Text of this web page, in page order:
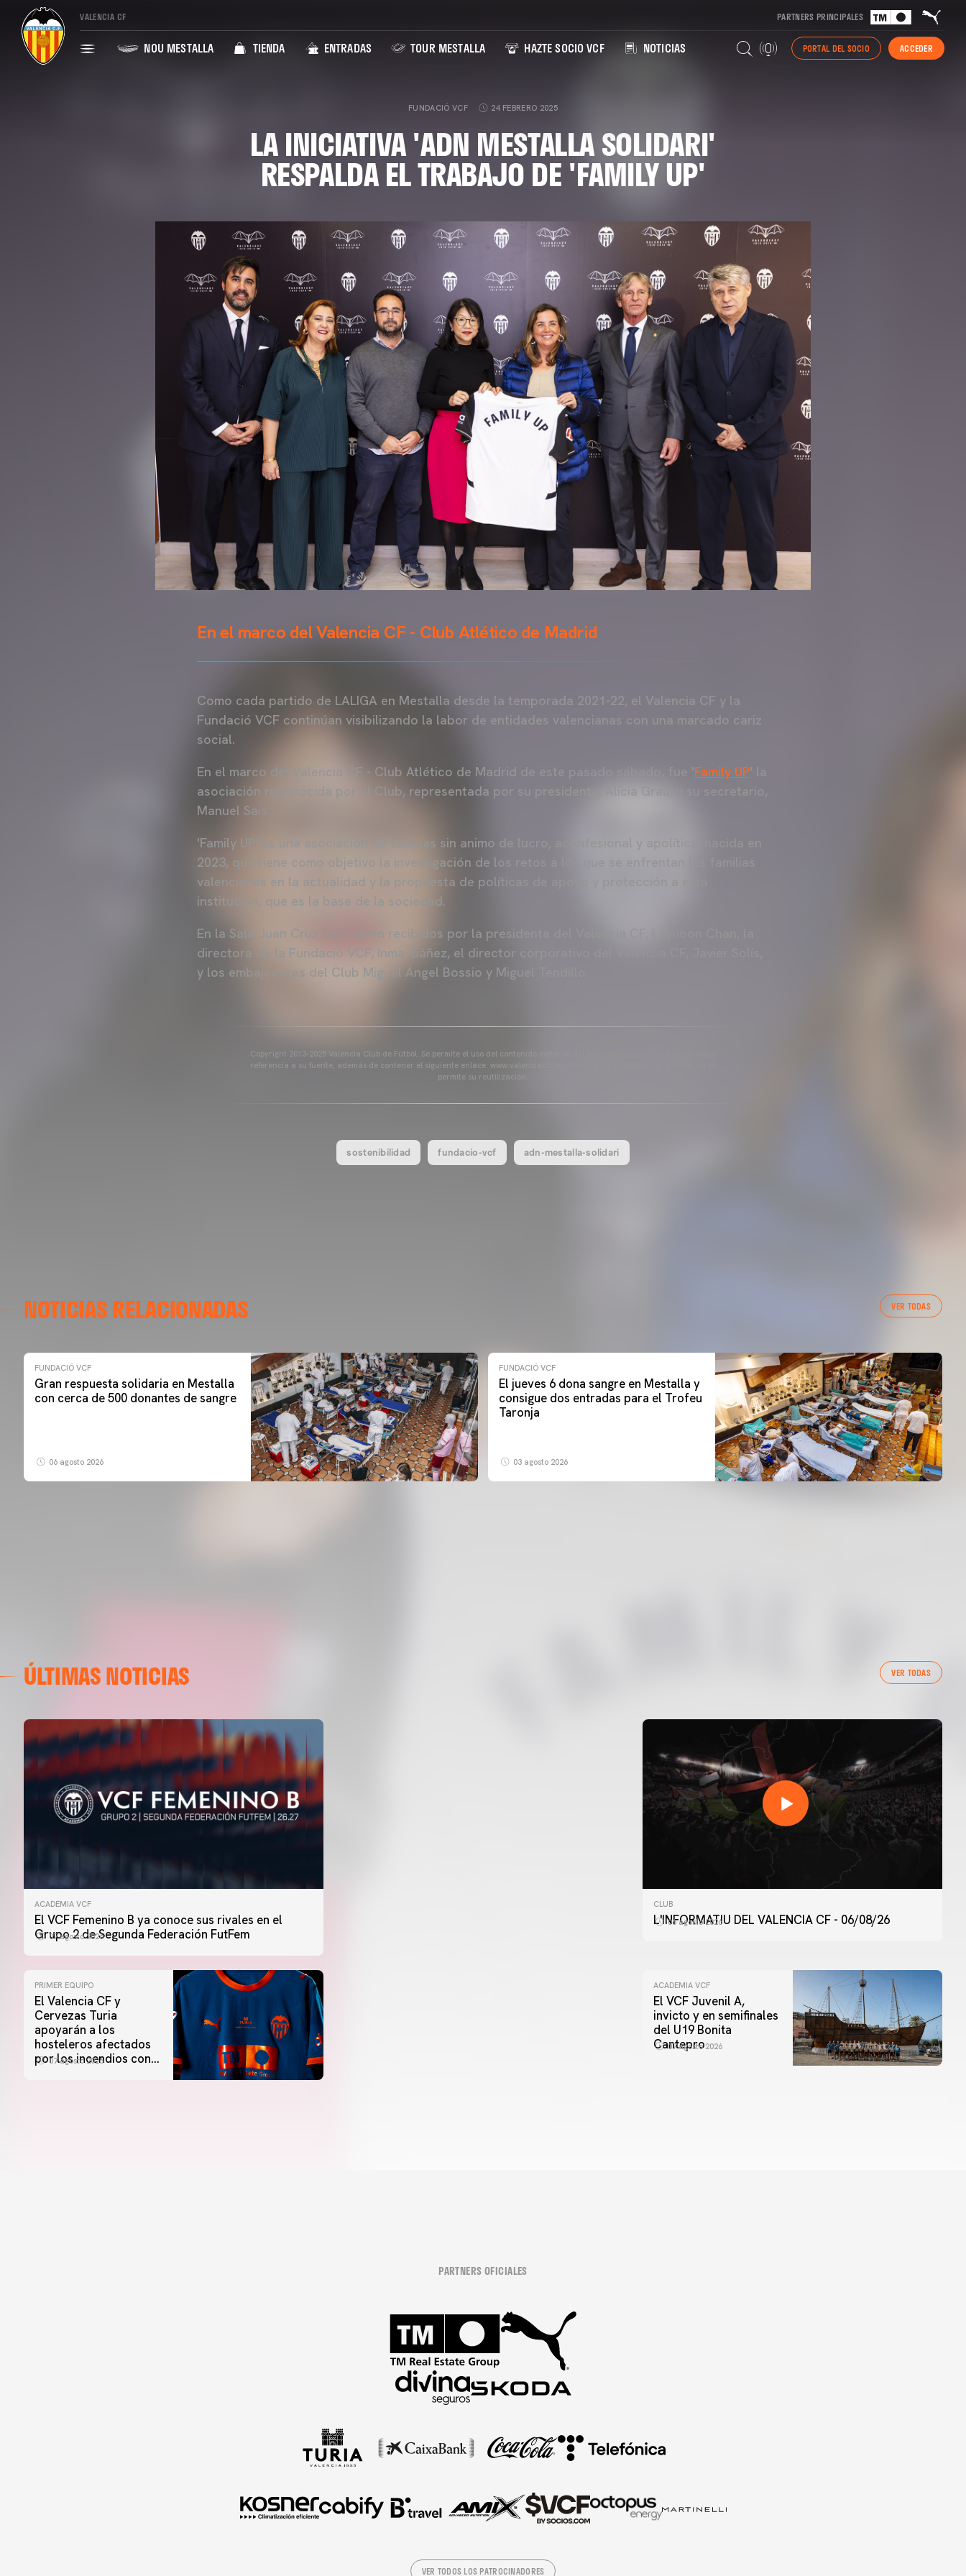
VALENCIA CF PARTNERS PRINCIPALES
NOU MESTALLA TIENDA ENTRADAS TOUR MESTALLA HAZTE SOCIO VCF NOTICIAS PORTAL DEL SOCIO ACCEDER
FUNDACIÓ VCF 24 FEBRERO 2025
LA INICIATIVA 'ADN MESTALLA SOLIDARI'
RESPALDA EL TRABAJO DE 'FAMILY UP'
En el marco del Valencia CF - Club Atlético de Madrid
Como cada partido de LALIGA en Mestalla desde la temporada 2021-22, el Valencia CF y la
Fundació VCF continúan visibilizando la labor de entidades valencianas con una marcado cariz
social.
En el marco del Valencia CF - Club Atlético de Madrid de este pasado sábado, fue ' Family UP
asociación reconocida por el Club, representada por su presidenta, Alicia Grau, y su secretario,
Manuel Sais.
'Family UP' es una asociación de familias sin animo de lucro, aconfesional y apolítica, nacida en
2023, que tiene como objetivo la investigación de los retos a los que se enfrentan las familias
valencianas en la actualidad y la propuesta de políticas de apoyo y protección a esta
institución, que es la base de la sociedad.
En la Sala Juan Cruz Sol fueron recibidos por la presidenta del Valencia CF, Layhoon Chan, la
directora de la Fundació VCF, Inma Ibáñez, el director corporativo del Valencia CF, Javier Solís,
y los embajadores del Club Miguel Ángel Bossio y Miguel Tendillo.
Copyright 2013-2025 Valencia Club de Fútbol. Se permite el uso del contenido editorial del artículo siempre y cuando se haga
referencia a su fuente, además de contener el siguiente enlace: www.valenciacf.com. Fotografías de Lázaro de la Peña, no se
permite su reutilización.
sostenibilidad fundacio-vcf adn-mestalla-solidari
NOTICIAS RELACIONADAS VER TODAS
FUNDACIÓ VCF
Gran respuesta solidaria en Mestalla
con cerca de 500 donantes de sangre
06 agosto 2026
FUNDACIÓ VCF
El jueves 6 dona sangre en Mestalla y
consigue dos entradas para el Trofeu
Taronja
03 agosto 2026
ÚLTIMAS NOTICIAS VER TODAS
ACADEMIA VCF
El VCF Femenino B ya conoce sus rivales en el
Grupo 2 de Segunda Federación FutFem
07 agosto 2026
CLUB
L'INFORMATIU DEL VALENCIA CF - 06/08/26
06 agosto 2026
PRIMER EQUIPO
El Valencia CF y
Cervezas Turia
apoyarán a los
hosteleros afectados
por los incendios con
07 agosto 2026
ACADEMIA VCF
El VCF Juvenil A,
invicto y en semifinales
del U19 Bonita
Cantepro
07 agosto 2026
PARTNERS OFICIALES
VER TODOS LOS PATROCINADORES